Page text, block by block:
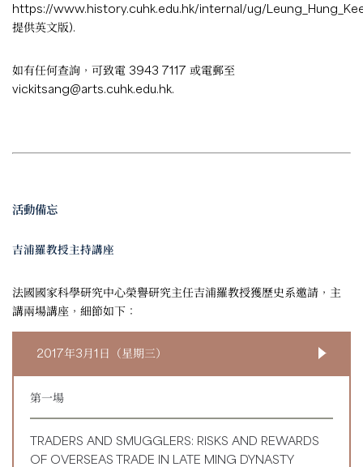
https://www.history.cuhk.edu.hk/internal/ug/
提供英文版).
如有任何查詢，可致電 3943 7117 或電郵至
vickitsang@arts.cuhk.edu.hk.
活動備忘
吉浦羅教授主持講座
法國國家科學研究中心榮譽研究主任吉浦羅教授獲歷史系邀請，主
講兩場講座，細節如下：
2017年3月1日（星期三）
第一場
TRADERS AND SMUGGLERS: RISKS AND REWARDS
OF OVERSEAS TRADE IN LATE MING DYNASTY